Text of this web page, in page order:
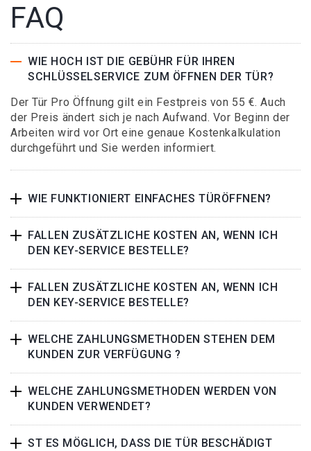
FAQ
WIE HOCH IST DIE GEBÜHR FÜR IHREN
SCHLÜSSELSERVICE ZUM ÖFFNEN DER TÜR?
Der Tür Pro Öffnung gilt ein Festpreis von 55 €. Auch
der Preis ändert sich je nach Aufwand. Vor Beginn der
Arbeiten wird vor Ort eine genaue Kostenkalkulation
durchgeführt und Sie werden informiert.
WIE FUNKTIONIERT EINFACHES TÜRÖFFNEN?
FALLEN ZUSÄTZLICHE KOSTEN AN, WENN ICH
DEN KEY-SERVICE BESTELLE?
FALLEN ZUSÄTZLICHE KOSTEN AN, WENN ICH
DEN KEY-SERVICE BESTELLE?
WELCHE ZAHLUNGSMETHODEN STEHEN DEM
KUNDEN ZUR VERFÜGUNG ?
WELCHE ZAHLUNGSMETHODEN WERDEN VON
KUNDEN VERWENDET?
ST ES MÖGLICH, DASS DIE TÜR BESCHÄDIGT